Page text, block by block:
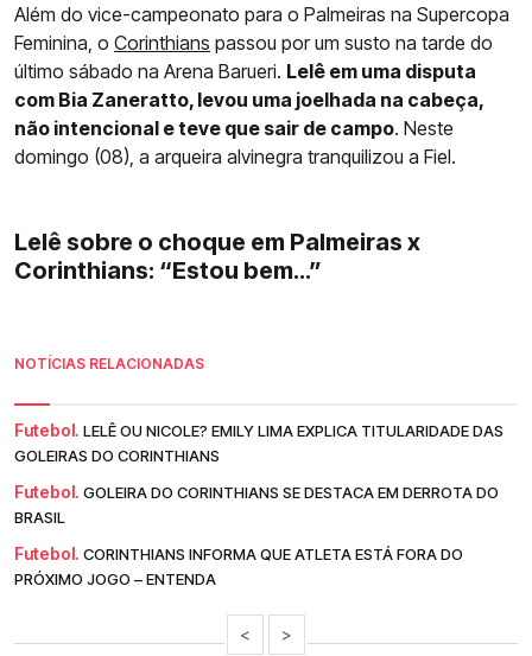
Além do vice-campeonato para o Palmeiras na Supercopa
Feminina, o Corinthians passou por um susto na tarde do
último sábado na Arena Barueri. Lelê em uma disputa
com Bia Zaneratto, levou uma joelhada na cabeça,
não intencional e teve que sair de campo. Neste
domingo (08), a arqueira alvinegra tranquilizou a Fiel.
Lelê sobre o choque em Palmeiras x
Corinthians: “Estou bem...”
NOTÍCIAS RELACIONADAS
Futebol. LELÊ OU NICOLE? EMILY LIMA EXPLICA TITULARIDADE DAS
GOLEIRAS DO CORINTHIANS
Futebol. GOLEIRA DO CORINTHIANS SE DESTACA EM DERROTA DO
BRASIL
Futebol. CORINTHIANS INFORMA QUE ATLETA ESTÁ FORA DO
PRÓXIMO JOGO – ENTENDA
< >